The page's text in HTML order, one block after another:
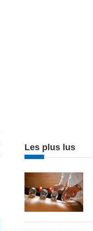
Les plus lus